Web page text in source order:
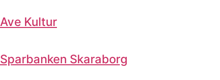
Ave Kultur
Sparbanken Skaraborg